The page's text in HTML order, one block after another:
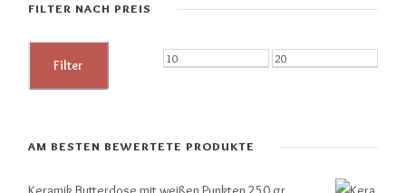
FILTER NACH PREIS
M
M
Filter
AM BESTEN BEWERTETE PRODUKTE